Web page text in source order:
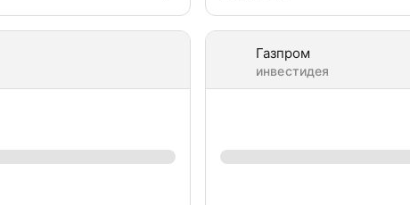
Газпром
инвестидея